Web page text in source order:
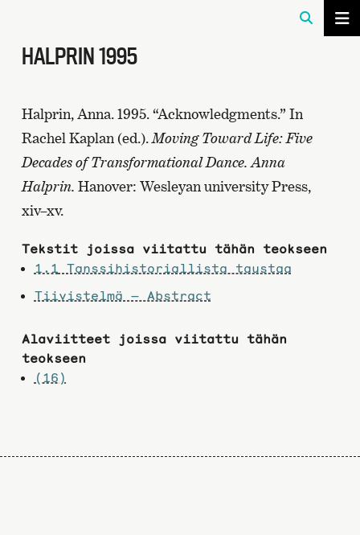
HALPRIN 1995
Halprin, Anna. 1995. “Acknowledgments.” In
Rachel Kaplan (ed.).Moving Toward Life: Five
Decades of Transformational Dance. Anna
Halprin. Hanover: Wesleyan university Press,
xiv–xv.
Tekstit joissa viitattu tähän teokseen
1.1 Tanssihistoriallista taustaa
Tiivistelmä — Abstract
Alaviitteet joissa viitattu tähän
teokseen
(16)